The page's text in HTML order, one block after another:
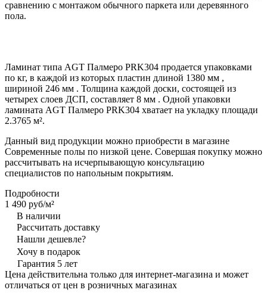
сравнению с монтажом обычного паркета или деревянного
пола.
Ламинат типа AGT Палмеро PRK304 продается упаковками
по кг, в каждой из которых пластин длиной 1380 мм ,
шириной 246 мм . Толщина каждой доски, состоящей из
четырех слоев ДСП, составляет 8 мм . Одной упаковки
ламината AGT Палмеро PRK304 хватает на укладку площади
2.3765 м².
Данный вид продукции можно приобрести в магазине
Современные полы по низкой цене. Совершая покупку можно
рассчитывать на исчерпывающую консультацию
специалистов по напольным покрытиям.
Подробности
1 490 руб/м²
В наличии
Рассчитать доставку
Нашли дешевле?
Хочу в подарок
Гарантия 5 лет
Цена действительна только для интернет-магазина и может
отличаться от цен в розничных магазинах